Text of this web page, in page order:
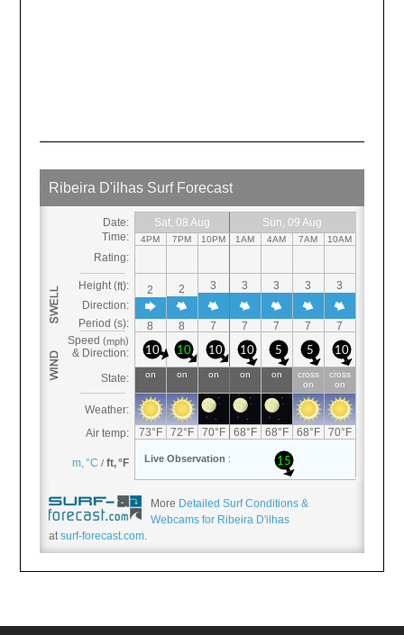
More Detailed Surf Conditions &
Webcams for Ribeira D'ilhas
at surf-forecast.com.